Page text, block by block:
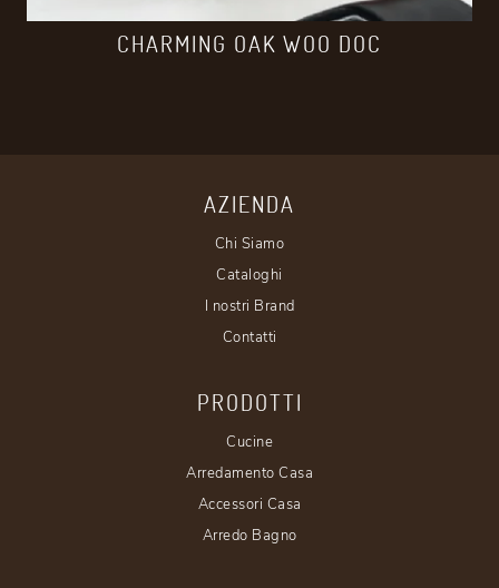
CHARMING OAK WOO DOC
AZIENDA
Chi Siamo
Cataloghi
I nostri Brand
Contatti
PRODOTTI
Cucine
Arredamento Casa
Accessori Casa
Arredo Bagno